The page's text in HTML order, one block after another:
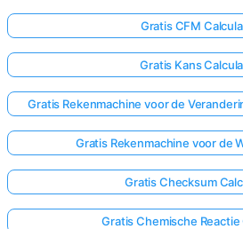
Gratis CFM
Gratis Kans
Gratis Rekenmachine voor de
Gratis Rekenmachine voor de
Gratis Checksum
Gratis Chemische